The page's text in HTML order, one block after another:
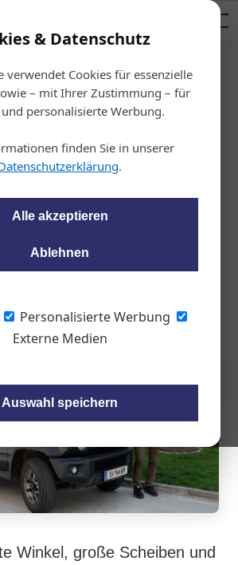
& Datenschutz
verwendet Cookies für essenzielle
– mit Ihrer Zustimmung – für
personalisierte Werbung.
finden Sie in unserer
.
Alle akzeptieren
Ablehnen
Personalisierte Werbung
Externe Medien
Auswahl speichern
Startseite/Allgemein
Ein Pferd für Frei
zeitindianer
Design und überzeugenden
der neue Jimny die Ansprüche von
Winkel, große Scheiben und